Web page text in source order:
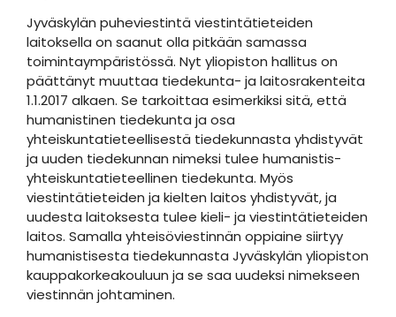
Jyväskylän puheviestintä viestintätieteiden
laitoksella on saanut olla pitkään samassa
toimintaympäristössä. Nyt yliopiston hallitus on
päättänyt muuttaa tiedekunta- ja laitosrakenteita
1.1.2017 alkaen. Se tarkoittaa esimerkiksi sitä, että
humanistinen tiedekunta ja osa
yhteiskuntatieteellisestä tiedekunnasta yhdistyvät
ja uuden tiedekunnan nimeksi tulee humanistis-
yhteiskuntatieteellinen tiedekunta. Myös
viestintätieteiden ja kielten laitos yhdistyvät, ja
uudesta laitoksesta tulee kieli- ja viestintätieteiden
laitos. Samalla yhteisöviestinnän oppiaine siirtyy
humanistisesta tiedekunnasta Jyväskylän yliopiston
kauppakorkeakouluun ja se saa uudeksi nimekseen
viestinnän johtaminen.